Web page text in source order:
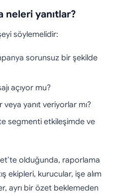
neleri yanıtlar?
söylemelidir:
sorunsuz bir şekilde
açıyor mu?
veya yanıt veriyorlar mı?
segmenti etkileşimde ve
olduğunda, raporlama
ekipleri, kurucular, işe alım
ayrı bir özet beklemeden